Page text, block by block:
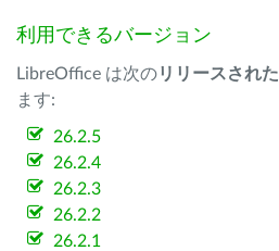
利用できるバージョン
LibreOffice は次のリリースされた
ます:
26.2.5
26.2.4
26.2.3
26.2.2
26.2.1